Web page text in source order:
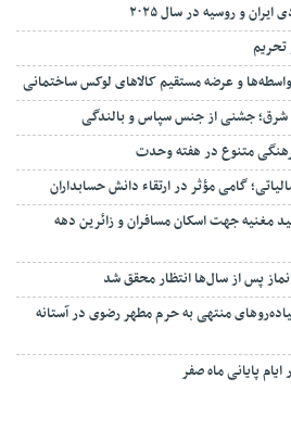
و روسیه در سال ۲۰۲۵
تحریم
و عرضه مستقیم کالاهای لوکس ساختمانی
شرق؛ جشنی از جنس سپاس و بالندگی
متنوع در هفته وحدت
گامی مؤثر در ارتقاء دانش حسابداران
مغنیه جهت اسکان مسافران و زائرین دهه
نماز پس از سال‌ها انتظار محقق شد
منتهی به حرم مطهر رضوی در آستانه
پایانی ماه صفر